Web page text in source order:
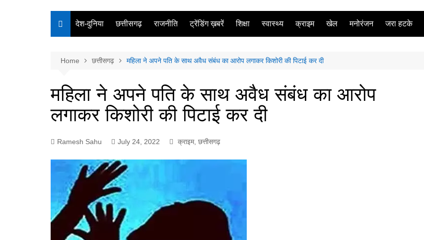
देश-दुनिया छत्तीसगढ़ राजनीति ट्रेंडिंग ख़बरें शिक्षा स्वास्थ्य क्राइम खेल मनोरंजन जरा हटके
Home छत्तीसगढ़ महिला ने अपने पति के साथ अवैध संबंध का आरोप लगाकर किशोरी की पिटाई कर दी
महिला ने अपने पति के साथ अवैध संबंध का आरोप
लगाकर किशोरी की पिटाई कर दी
Ramesh Sahu July 24, 2022 क्राइम, छत्तीसगढ़